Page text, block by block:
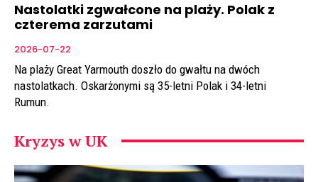
Nastolatki zgwałcone na plaży. Polak z
czterema zarzutami
2026-07-22
Na plaży Great Yarmouth doszło do gwałtu na dwóch
nastolatkach. Oskarżonymi są 35-letni Polak i 34-letni
Rumun.
Kryzys w UK